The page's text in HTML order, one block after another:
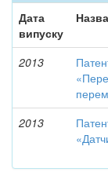
Дата
випуску
Назва
2013
2013